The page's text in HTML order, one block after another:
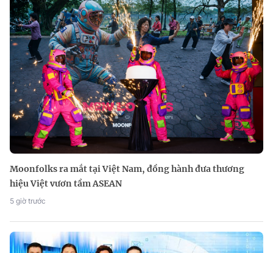
Moonfolks ra mắt tại Việt Nam, đồng hành đưa thương
hiệu Việt vươn tầm ASEAN
5 giờ trước